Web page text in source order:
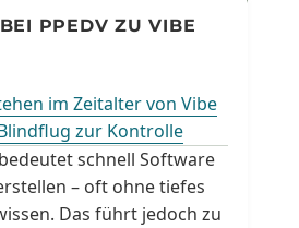
PPEDV ZU VIBE
im Zeitalter von Vibe
zur Kontrolle
schnell Software
– oft ohne tiefes
Das führt jedoch zu